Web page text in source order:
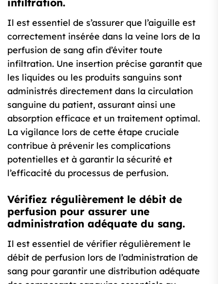
Il est essentiel de s’assurer que l’aiguille est
correctement insérée dans la veine lors de la
perfusion de sang afin d’éviter toute
infiltration. Une insertion précise garantit que
les liquides ou les produits sanguins sont
administrés directement dans la circulation
sanguine du patient, assurant ainsi une
absorption efficace et un traitement optimal.
La vigilance lors de cette étape cruciale
contribue à prévenir les complications
potentielles et à garantir la sécurité et
l’efficacité du processus de perfusion.
Vérifiez régulièrement le débit de
perfusion pour assurer une
administration adéquate du sang.
Il est essentiel de vérifier régulièrement le
débit de perfusion lors de l’administration de
sang pour garantir une distribution adéquate